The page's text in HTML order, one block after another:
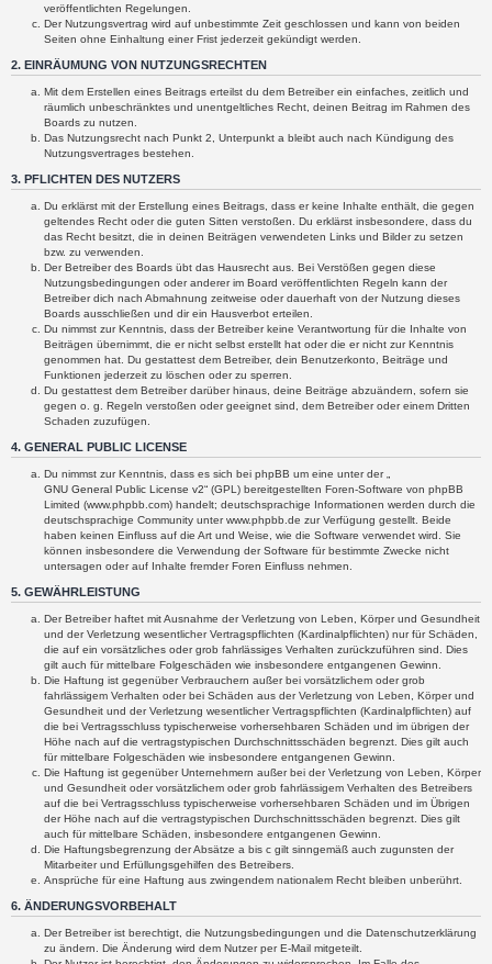
veröffentlichten Regelungen.
Der Nutzungsvertrag wird auf unbestimmte Zeit geschlossen und kann von beiden
Seiten ohne Einhaltung einer Frist jederzeit gekündigt werden.
2. EINRÄUMUNG VON NUTZUNGSRECHTEN
Mit dem Erstellen eines Beitrags erteilst du dem Betreiber ein einfaches, zeitlich und
räumlich unbeschränktes und unentgeltliches Recht, deinen Beitrag im Rahmen des
Boards zu nutzen.
Das Nutzungsrecht nach Punkt 2, Unterpunkt a bleibt auch nach Kündigung des
Nutzungsvertrages bestehen.
3. PFLICHTEN DES NUTZERS
Du erklärst mit der Erstellung eines Beitrags, dass er keine Inhalte enthält, die gegen
geltendes Recht oder die guten Sitten verstoßen. Du erklärst insbesondere, dass du
das Recht besitzt, die in deinen Beiträgen verwendeten Links und Bilder zu setzen
bzw. zu verwenden.
Der Betreiber des Boards übt das Hausrecht aus. Bei Verstößen gegen diese
Nutzungsbedingungen oder anderer im Board veröffentlichten Regeln kann der
Betreiber dich nach Abmahnung zeitweise oder dauerhaft von der Nutzung dieses
Boards ausschließen und dir ein Hausverbot erteilen.
Du nimmst zur Kenntnis, dass der Betreiber keine Verantwortung für die Inhalte von
Beiträgen übernimmt, die er nicht selbst erstellt hat oder die er nicht zur Kenntnis
genommen hat. Du gestattest dem Betreiber, dein Benutzerkonto, Beiträge und
Funktionen jederzeit zu löschen oder zu sperren.
Du gestattest dem Betreiber darüber hinaus, deine Beiträge abzuändern, sofern sie
gegen o. g. Regeln verstoßen oder geeignet sind, dem Betreiber oder einem Dritten
Schaden zuzufügen.
4. GENERAL PUBLIC LICENSE
Du nimmst zur Kenntnis, dass es sich bei phpBB um eine unter der „
GNU General Public License v2“ (GPL) bereitgestellten Foren-Software von phpBB
Limited (www.phpbb.com) handelt; deutschsprachige Informationen werden durch die
deutschsprachige Community unter www.phpbb.de zur Verfügung gestellt. Beide
haben keinen Einfluss auf die Art und Weise, wie die Software verwendet wird. Sie
können insbesondere die Verwendung der Software für bestimmte Zwecke nicht
untersagen oder auf Inhalte fremder Foren Einfluss nehmen.
5. GEWÄHRLEISTUNG
Der Betreiber haftet mit Ausnahme der Verletzung von Leben, Körper und Gesundheit
und der Verletzung wesentlicher Vertragspflichten (Kardinalpflichten) nur für Schäden,
die auf ein vorsätzliches oder grob fahrlässiges Verhalten zurückzuführen sind. Dies
gilt auch für mittelbare Folgeschäden wie insbesondere entgangenen Gewinn.
Die Haftung ist gegenüber Verbrauchern außer bei vorsätzlichem oder grob
fahrlässigem Verhalten oder bei Schäden aus der Verletzung von Leben, Körper und
Gesundheit und der Verletzung wesentlicher Vertragspflichten (Kardinalpflichten) auf
die bei Vertragsschluss typischerweise vorhersehbaren Schäden und im übrigen der
Höhe nach auf die vertragstypischen Durchschnittsschäden begrenzt. Dies gilt auch
für mittelbare Folgeschäden wie insbesondere entgangenen Gewinn.
Die Haftung ist gegenüber Unternehmern außer bei der Verletzung von Leben, Körper
und Gesundheit oder vorsätzlichem oder grob fahrlässigem Verhalten des Betreibers
auf die bei Vertragsschluss typischerweise vorhersehbaren Schäden und im Übrigen
der Höhe nach auf die vertragstypischen Durchschnittsschäden begrenzt. Dies gilt
auch für mittelbare Schäden, insbesondere entgangenen Gewinn.
Die Haftungsbegrenzung der Absätze a bis c gilt sinngemäß auch zugunsten der
Mitarbeiter und Erfüllungsgehilfen des Betreibers.
Ansprüche für eine Haftung aus zwingendem nationalem Recht bleiben unberührt.
6. ÄNDERUNGSVORBEHALT
Der Betreiber ist berechtigt, die Nutzungsbedingungen und die Datenschutzerklärung
zu ändern. Die Änderung wird dem Nutzer per E-Mail mitgeteilt.